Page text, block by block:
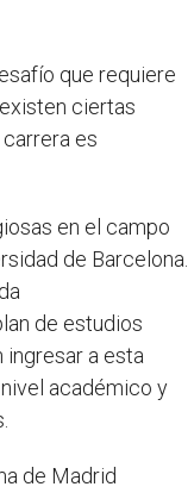
que requiere
ciertas
es
en el campo
de Barcelona.
de estudios
ingresar a esta
académico y
de Madrid